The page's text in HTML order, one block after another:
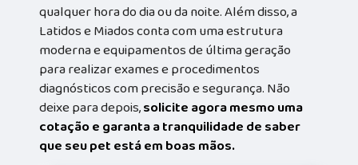
qualquer hora do dia ou da noite. Além disso, a
Latidos e Miados conta com uma estrutura
moderna e equipamentos de última geração
para realizar exames e procedimentos
diagnósticos com precisão e segurança. Não
deixe para depois,solicite agora mesmo uma
cotação e garanta a tranquilidade de saber
que seu pet está em boas mãos.